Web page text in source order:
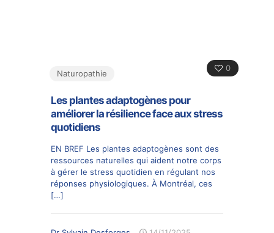
0
Naturopathie
Les plantes adaptogènes pour
améliorer la résilience face aux stress
quotidiens
EN BREF Les plantes adaptogènes sont des
ressources naturelles qui aident notre corps
à gérer le stress quotidien en régulant nos
réponses physiologiques. À Montréal, ces
[…]